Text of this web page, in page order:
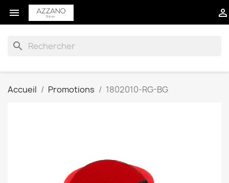
 
search
Accueil Promotions 1802010-RG-BG